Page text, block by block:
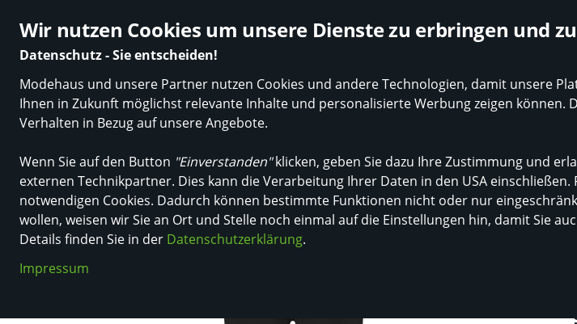
Wir nutzen Cookies um unsere Dienste zu erbringen und
Datenschutz - Sie entscheiden!
Modehaus und unsere Partner nutzen Cookies und andere Technologien, damit unsere
Ihnen in Zukunft möglichst relevante Inhalte und personalisierte Werbung zeigen
Verhalten in Bezug auf unsere Angebote.
Wenn Sie auf den Button "Einverstanden"klicken, geben Sie dazu Ihre Zustimmung und
externen Technikpartner. Dies kann die Verarbeitung Ihrer Daten in den USA
notwendigen Cookies. Dadurch können bestimmte Funktionen nicht oder nur
wollen, weisen wir Sie an Ort und Stelle noch einmal auf die Einstellungen hin, damit Sie
Details finden Sie in der Datenschutzerklärung.
Impressum
Neuheiten Marken Damen Herren Trend-Tipp Kinder Sale Events
Einkaufen in Deutschland Damen Bekleidung Hosen Jeans Perfect Shape Straight